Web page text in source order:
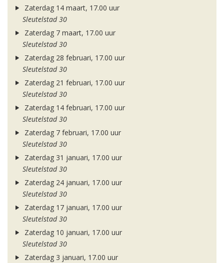
Zaterdag 14 maart, 17.00 uur
Sleutelstad 30
Zaterdag 7 maart, 17.00 uur
Sleutelstad 30
Zaterdag 28 februari, 17.00 uur
Sleutelstad 30
Zaterdag 21 februari, 17.00 uur
Sleutelstad 30
Zaterdag 14 februari, 17.00 uur
Sleutelstad 30
Zaterdag 7 februari, 17.00 uur
Sleutelstad 30
Zaterdag 31 januari, 17.00 uur
Sleutelstad 30
Zaterdag 24 januari, 17.00 uur
Sleutelstad 30
Zaterdag 17 januari, 17.00 uur
Sleutelstad 30
Zaterdag 10 januari, 17.00 uur
Sleutelstad 30
Zaterdag 3 januari, 17.00 uur